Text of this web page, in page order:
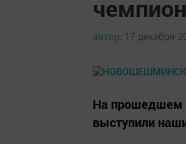
автор, 17 декабря
На прошедшем в
выступили